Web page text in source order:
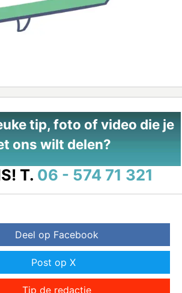
tip, foto of video die je
ons wilt delen?
T. 06 - 574 71 321
Deel op Facebook
Post op X
Tip de redactie